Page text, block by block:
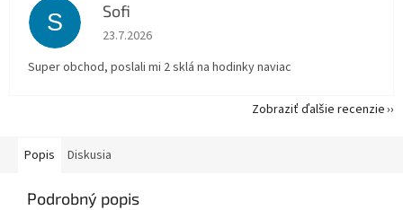
Popis Diskusia
Podrobný popis
S Sofi
Hodnotenie obchodu je 5 z 5 hviezdičiek.
23.7.2026
Super obchod, poslali mi 2 sklá na hodinky naviac
Zobraziť ďalšie recenzie